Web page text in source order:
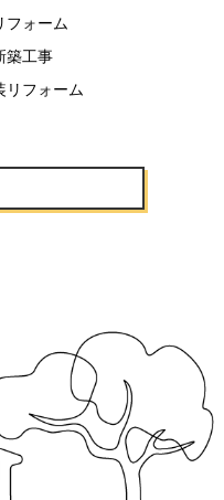
フォーム
築工事
リフォーム